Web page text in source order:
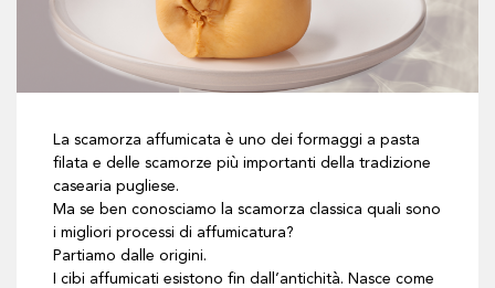
La scamorza affumicata è uno dei formaggi a pasta
filata e delle scamorze più importanti della tradizione
casearia pugliese.
Ma se ben conosciamo la scamorza classica quali sono
i migliori processi di affumicatura?
Partiamo dalle origini.
I cibi affumicati esistono fin dall’antichità. Nasce come